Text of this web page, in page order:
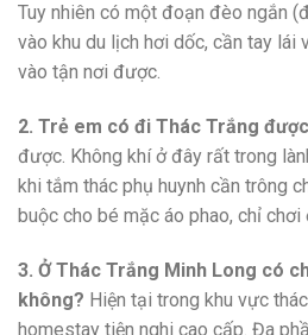
Tuy nhiên có một đoạn đèo ngắn
vào khu du lịch hơi dốc, cần tay lái
vào tận nơi được.
2. Trẻ em có đi Thác Trắng
được. Không khí ở đây rất trong
khi tắm thác phụ huynh cần trông
buộc cho bé mặc áo phao, chỉ
3. Ở Thác Trắng Minh Long có
không? Hiện tại trong khu vực
homestay tiện nghi cao cấp. Đa